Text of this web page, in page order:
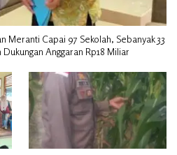
Meranti Capai 97 Sekolah, Sebanyak 33
Anggaran Rp18 Miliar